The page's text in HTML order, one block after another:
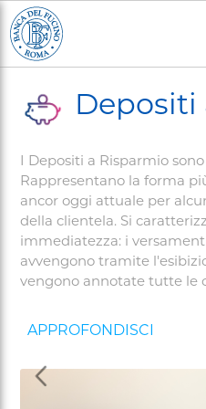
Welcome
to
All
Accessibility
reader.
start
screen
reader,
press
Salta
al
contenuto
Briciole
di
pane
Depositi
I Depositi a Risparmio
Rappresentano la forma
ancor oggi attuale per
della clientela. Si
immediatezza: i
avvengono tramite
vengono annotate tutte le
Dietro